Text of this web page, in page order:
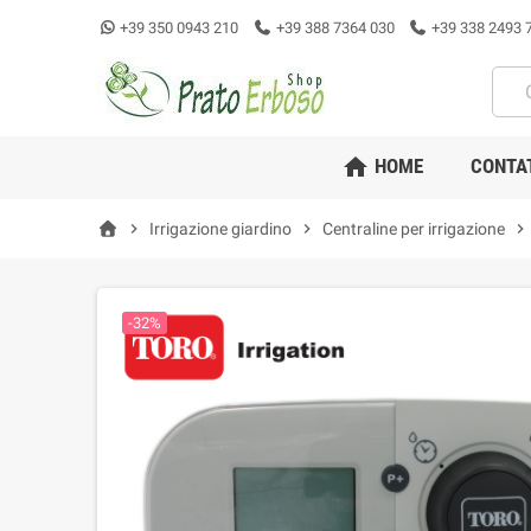
+39 350 0943 210 +39 388 7364 030 +39 338 2493
home HOME
chevron_right Irrigazione giardino chevron_right Centraline per irrigazione chevron_right
-32%